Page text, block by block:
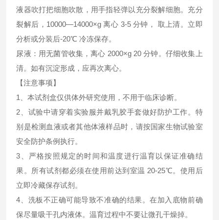
液器吹打把细胞吹散，用手指轻弹以充分裂解细胞。充分
裂解后，10000—14000×g 离心 3-5 分钟， 取上清。立即
分析或分装后-20℃ 冷冻保存。
尿液：用无菌管收集，离心 2000×g 20 分钟。仔细收集上
清。如有沉淀形成，应再次离心。
【注意事项】
1、本试剂盒仅供体外研究使用，不用于临床诊断。
2、试验中请穿着实验服并戴乳胶手套做好防护工作。特
别是检测血液或者其他体液样品时，请按国家生物试验室
安全防护条例执行。
3、严格按照规定的时间和温度进行温育以保证准确结
果。所有试剂都必须在使用前达到室温 20-25℃。使用后
立即冷藏保存试剂。
4、洗板不正确可能导致不准确的结果。在加入底物前确
保尽量吸干孔内液体。温育过程中不要让微孔干燥掉。